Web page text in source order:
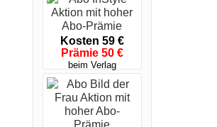
Kosten 59 €
Prämie 50 €
beim Verlag